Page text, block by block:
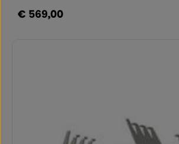
Regulärer Preis:
€ 569,00